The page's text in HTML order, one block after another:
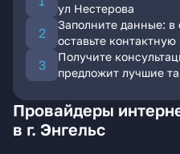
ул Нестерова
Заполните данные:
оставьте
Получите
предложит лучшие
Провайдеры
в г. Энгельс